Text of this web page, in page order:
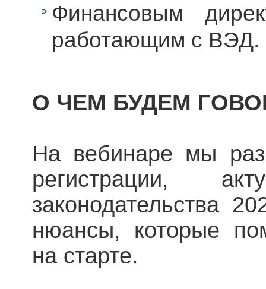
Финансовым
работающим с ВЭД.
О ЧЕМ БУДЕМ
На вебинаре мы
регистрации,
законодательства
нюансы, которые
на старте.